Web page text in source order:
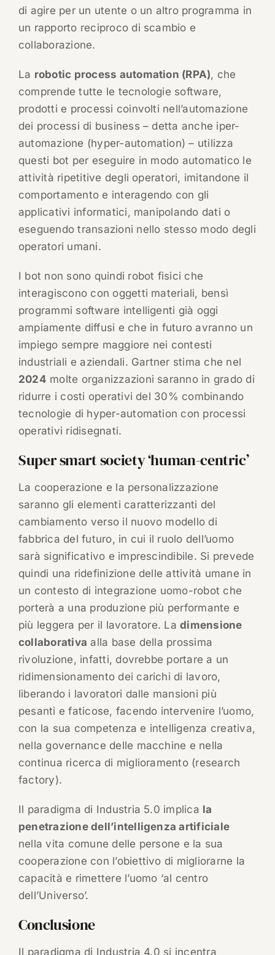
di agire per un utente o un altro programma in
un rapporto reciproco di scambio e
collaborazione.
La robotic process automation (RPA), che
comprende tutte le tecnologie software,
prodotti e processi coinvolti nell’automazione
dei processi di business – detta anche iper-
automazione (hyper-automation) – utilizza
questi bot per eseguire in modo automatico le
attività ripetitive degli operatori, imitandone il
comportamento e interagendo con gli
applicativi informatici, manipolando dati o
eseguendo transazioni nello stesso modo degli
operatori umani.
I bot non sono quindi robot fisici che
interagiscono con oggetti materiali, bensì
programmi software intelligenti già oggi
ampiamente diffusi e che in futuro avranno un
impiego sempre maggiore nei contesti
industriali e aziendali. Gartner stima che nel
2024 molte organizzazioni saranno in grado di
ridurre i costi operativi del 30% combinando
tecnologie di hyper-automation con processi
operativi ridisegnati.
Super smart society ‘human-centric’
La cooperazione e la personalizzazione
saranno gli elementi caratterizzanti del
cambiamento verso il nuovo modello di
fabbrica del futuro, in cui il ruolo dell’uomo
sarà significativo e imprescindibile. Si prevede
quindi una ridefinizione delle attività umane in
un contesto di integrazione uomo-robot che
porterà a una produzione più performante e
più leggera per il lavoratore. Ladimensione
collaborativa alla base della prossima
rivoluzione, infatti, dovrebbe portare a un
ridimensionamento dei carichi di lavoro,
liberando i lavoratori dalle mansioni più
pesanti e faticose, facendo intervenire l’uomo,
con la sua competenza e intelligenza creativa,
nella governance delle macchine e nella
continua ricerca di miglioramento (research
factory).
Il paradigma di Industria 5.0 implica la
penetrazione dell’intelligenza artificiale
nella vita comune delle persone e la sua
cooperazione con l’obiettivo di migliorarne la
capacità e rimettere l’uomo ‘al centro
dell’Universo’.
Conclusione
Il paradigma di Industria 4.0 si incentra